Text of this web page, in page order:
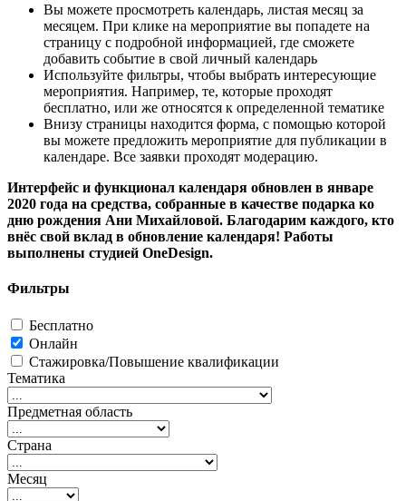
Вы можете просмотреть календарь, листая месяц за
месяцем. При клике на мероприятие вы попадете на
страницу с подробной информацией, где сможете
добавить событие в свой личный календарь
Используйте фильтры, чтобы выбрать интересующие
мероприятия. Например, те, которые проходят
бесплатно, или же относятся к определенной тематике
Внизу страницы находится форма, с помощью которой
вы можете предложить мероприятие для публикации в
календаре. Все заявки проходят модерацию.
Интерфейс и функционал календаря обновлен в январе
2020 года на средства, собранные в качестве подарка ко
дню рождения Ани Михайловой. Благодарим каждого, кто
внёс свой вклад в обновление календаря! Работы
выполнены студией OneDesign.
Фильтры
Бесплатно
Онлайн
Стажировка/Повышение квалификации
Тематика
Предметная область
Страна
Месяц